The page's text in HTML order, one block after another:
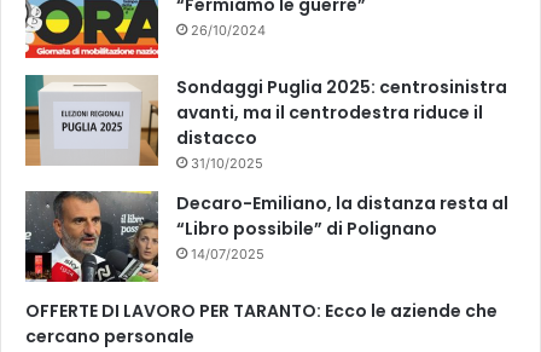
“Fermiamo le guerre”
26/10/2024
Sondaggi Puglia 2025: centrosinistra
avanti, ma il centrodestra riduce il
distacco
31/10/2025
Decaro-Emiliano, la distanza resta al
“Libro possibile” di Polignano
14/07/2025
OFFERTE DI LAVORO PER TARANTO: Ecco le aziende che
cercano personale